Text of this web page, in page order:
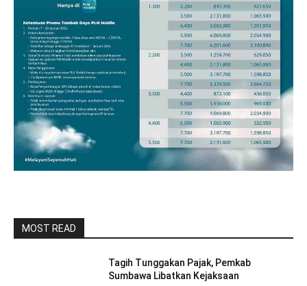
MOST READ
Tagih Tunggakan Pajak, Pemkab
Sumbawa Libatkan Kejaksaan